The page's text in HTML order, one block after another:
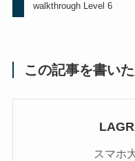
walkthrough Level 6
この記事を書い
スマホ